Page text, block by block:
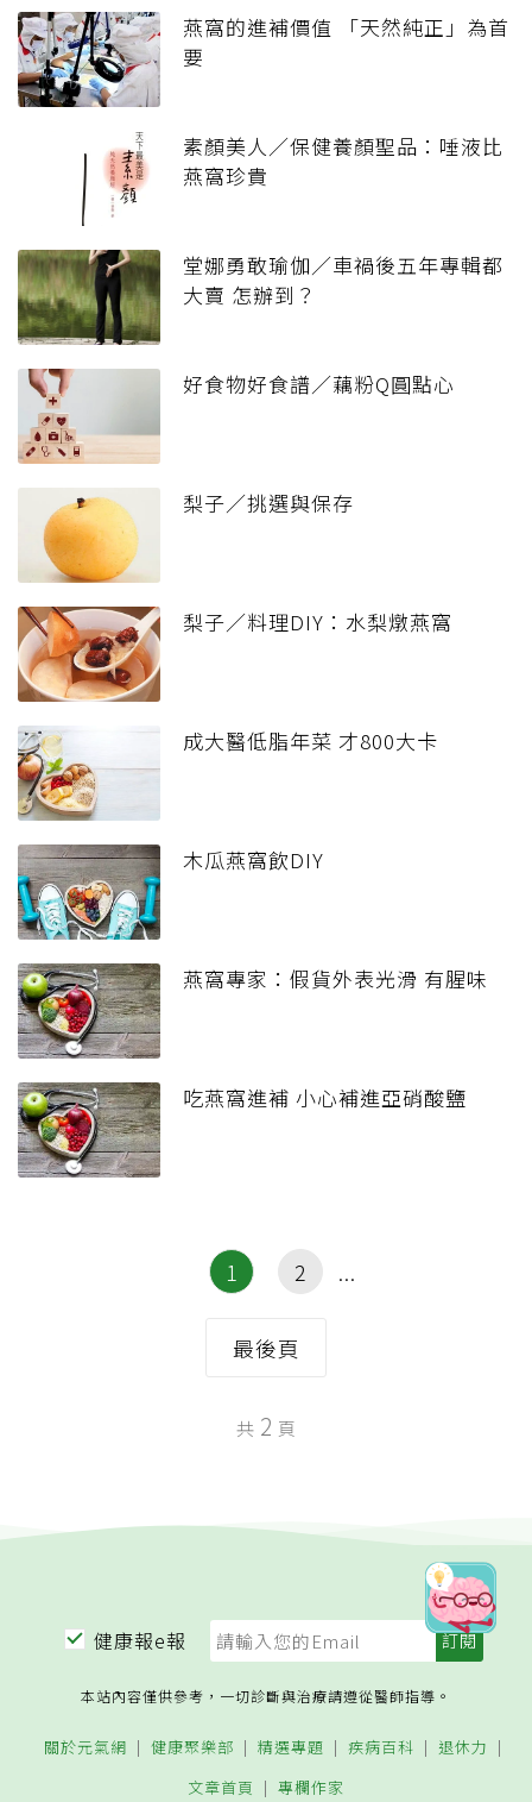
燕窩的進補價值 「天然純正」為首
要
素顏美人／保健養顏聖品：唾液比
燕窩珍貴
堂娜勇敢瑜伽／車禍後五年專輯都
大賣 怎辦到？
好食物好食譜／藕粉Q圓點心
梨子／挑選與保存
梨子／料理DIY：水梨燉燕窩
成大醫低脂年菜 才800大卡
木瓜燕窩飲DIY
燕窩專家：假貨外表光滑 有腥味
吃燕窩進補 小心補進亞硝酸鹽
1 2
最後頁
共 2 頁
健康報e報
本站內容僅供參考，一切診斷與治療請遵從醫師指導。
關於元氣網 健康聚樂部 精選專題 疾病百科
退休力
文章首頁
專欄作家